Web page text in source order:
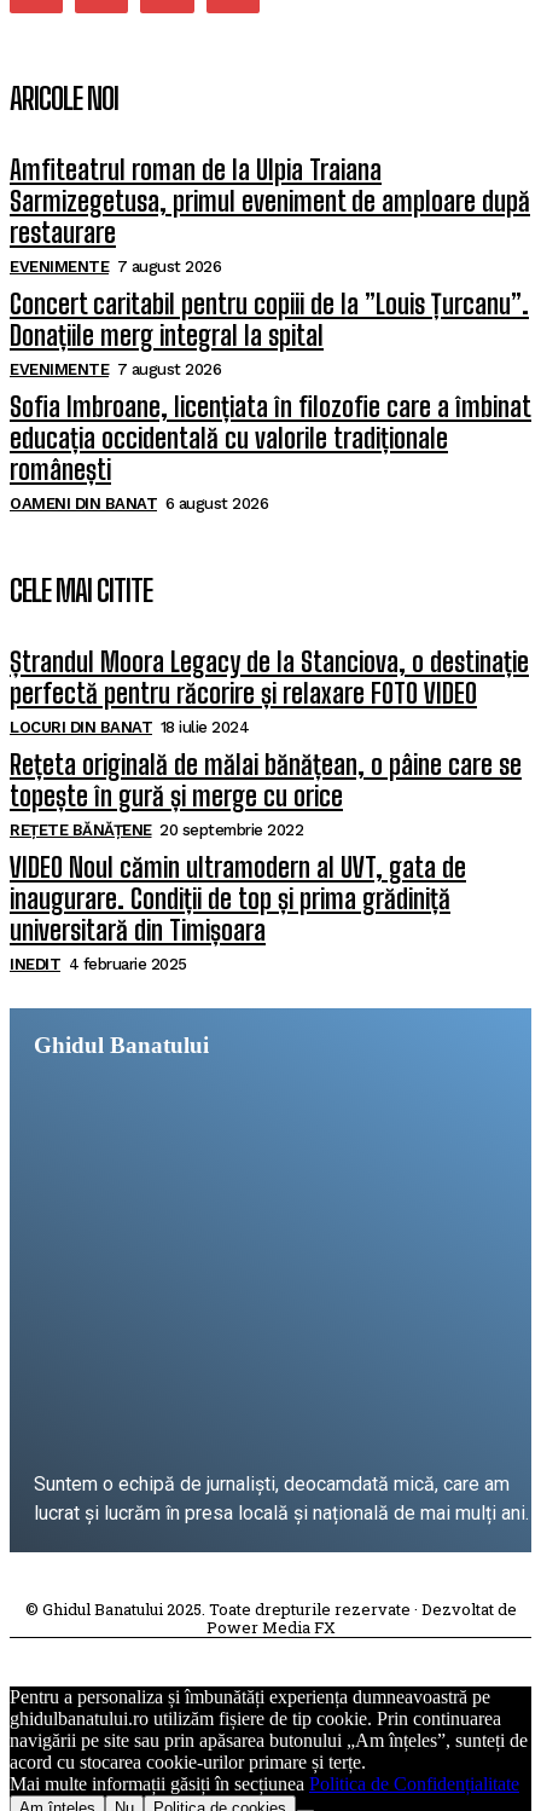
ARICOLE NOI
Amfiteatrul roman de la Ulpia Traiana
Sarmizegetusa, primul eveniment de amploare după
restaurare
EVENIMENTE 7 august 2026
Concert caritabil pentru copiii de la ”Louis Țurcanu”.
Donațiile merg integral la spital
EVENIMENTE 7 august 2026
Sofia Imbroane, licențiata în filozofie care a îmbinat
educația occidentală cu valorile tradiționale
românești
OAMENI DIN BANAT 6 august 2026
CELE MAI CITITE
Ștrandul Moora Legacy de la Stanciova, o destinație
perfectă pentru răcorire și relaxare FOTO VIDEO
LOCURI DIN BANAT 18 iulie 2024
Rețeta originală de mălai bănățean, o pâine care se
topește în gură și merge cu orice
REȚETE BĂNĂȚENE 20 septembrie 2022
VIDEO Noul cămin ultramodern al UVT, gata de
inaugurare. Condiții de top și prima grădiniță
universitară din Timișoara
INEDIT 4 februarie 2025
Ghidul Banatului
Suntem o echipă de jurnaliști, deocamdată mică, care am
lucrat și lucrăm în presa locală și națională de mai mulți ani.
© Ghidul Banatului 2025. Toate drepturile rezervate · Dezvoltat de
Power Media FX
Pentru a personaliza și îmbunătăți experiența dumneavoastră pe
ghidulbanatului.ro utilizăm fișiere de tip cookie. Prin continuarea
navigării pe site sau prin apăsarea butonului „Am înțeles”, sunteți de
acord cu stocarea cookie-urilor primare și terțe.
Mai multe informații găsiți în secțiunea Politica de Confidențialitate